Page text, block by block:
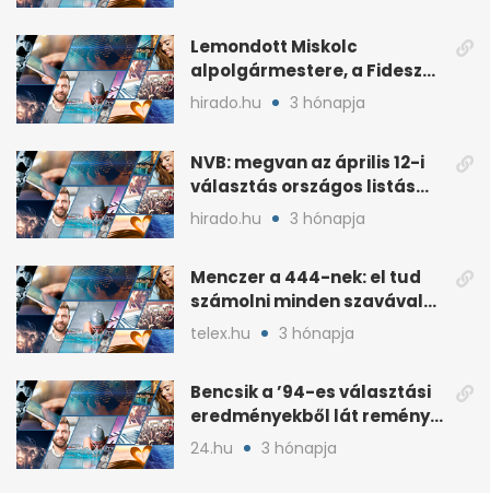
Lemondott Miskolc
alpolgármestere, a Fidesz
áprilisi jelöltje, Hollósy
hirado.hu 3 hónapja
NVB: megvan az április 12-i
választás országos listás
eredménye
hirado.hu 3 hónapja
Menczer a 444-nek: el tud
számolni minden szavával
és tettével
telex.hu 3 hónapja
Bencsik a ’94-es választási
eredményekből lát reményt
a Fidesznek
24.hu 3 hónapja